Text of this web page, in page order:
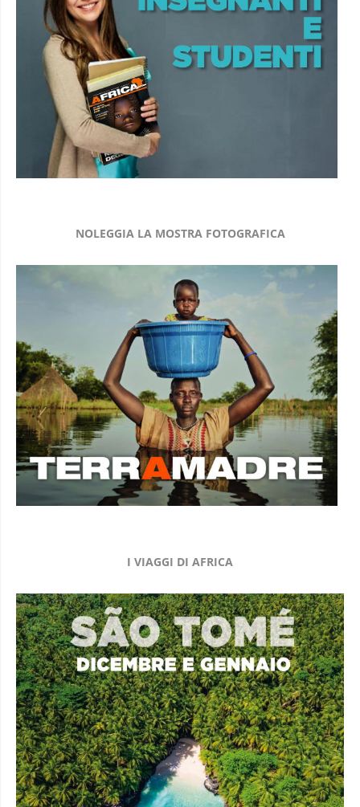
NOLEGGIA LA MOSTRA FOTOGRAFICA
I VIAGGI DI AFRICA